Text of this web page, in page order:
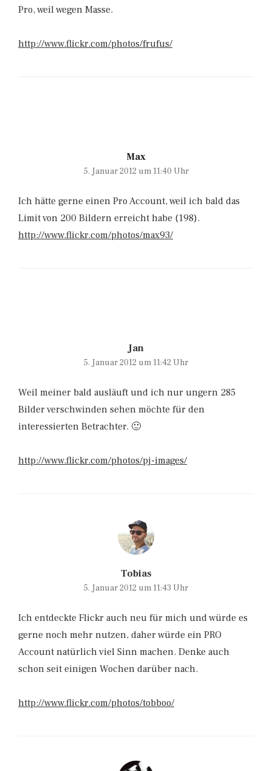
Pro, weil wegen Masse.
http://www.flickr.com/photos/frufus/
Max
5. Januar 2012 um 11:40 Uhr
Ich hätte gerne einen Pro Account, weil ich bald das
Limit von 200 Bildern erreicht habe (198).
http://www.flickr.com/photos/max93/
Jan
5. Januar 2012 um 11:42 Uhr
Weil meiner bald ausläuft und ich nur ungern 285
Bilder verschwinden sehen möchte für den
interessierten Betrachter. 🙂
http://www.flickr.com/photos/pj-images/
Tobias
5. Januar 2012 um 11:43 Uhr
Ich entdeckte Flickr auch neu für mich und würde es
gerne noch mehr nutzen, daher würde ein PRO
Account natürlich viel Sinn machen. Denke auch
schon seit einigen Wochen darüber nach.
http://www.flickr.com/photos/tobboo/